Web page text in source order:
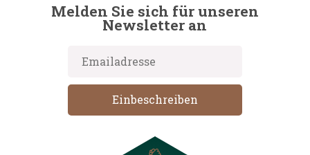
Melden Sie sich für unseren
Newsletter an